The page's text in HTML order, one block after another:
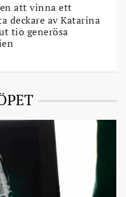
att vinna ett
deckare av Katarina
tio generösa